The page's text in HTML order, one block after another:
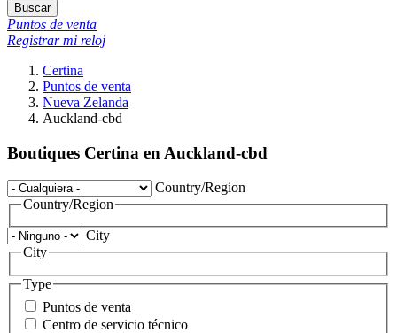
Buscar
Puntos de venta
Registrar mi reloj
Certina
Puntos de venta
Nueva Zelanda
Auckland-cbd
Boutiques Certina en Auckland-cbd
Country/Region
Country/Region
City
City
Type
Puntos de venta
Centro de servicio técnico